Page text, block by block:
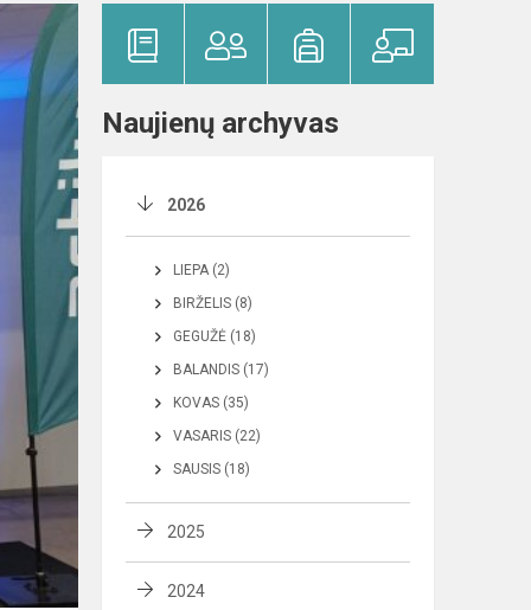
Naujienų archyvas
2026
LIEPA (2)
BIRŽELIS (8)
GEGUŽĖ (18)
BALANDIS (17)
KOVAS (35)
VASARIS (22)
SAUSIS (18)
2025
2024